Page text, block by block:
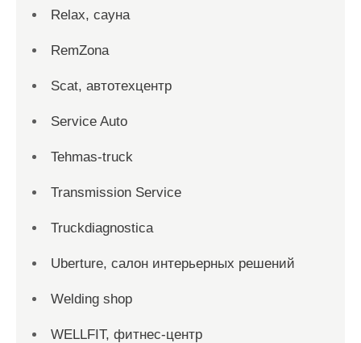
Relax, сауна
RemZona
Scat, автотехцентр
Service Auto
Tehmas-truck
Transmission Service
Truckdiagnostica
Uberture, салон интерьерных решений
Welding shop
WELLFIT, фитнес-центр